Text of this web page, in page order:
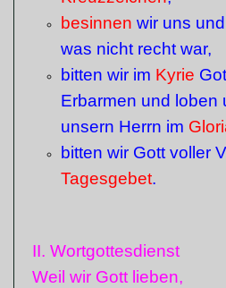
besinnen wir uns
was nicht recht war,
bitten wir im Kyrie
Erbarmen und loben
unsern Herrn im
bitten wir Gott voller
Tagesgebet.
II. Wortgottesdienst
Weil wir Gott lieben,